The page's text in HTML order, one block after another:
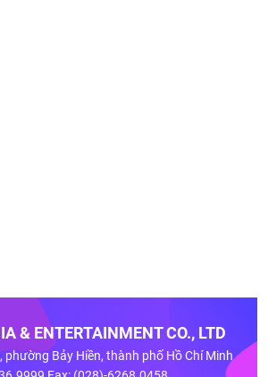
& ENTERTAINMENT CO., LTD
phường Bảy Hiền, thành phố Hồ Chí Minh